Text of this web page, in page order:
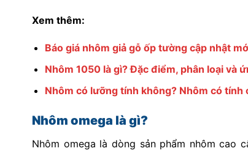
Xem thêm:
Báo giá nhôm giả gỗ ốp tường cập nhật
Nhôm 1050 là gì? Đặc điểm, phân loại và
Nhôm có lưỡng tính không? Nhôm có tính
Nhôm omega là gì?
Nhôm omega là dòng sản phẩm nhôm